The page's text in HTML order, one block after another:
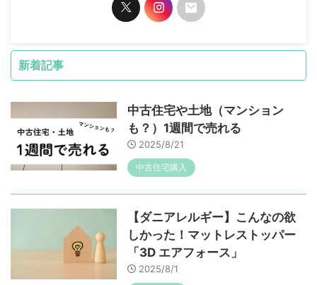
新着記事
中古住宅や土地（マンション
も？）1週間で売れる
2025/8/21
中古住宅購入
【ダニアレルギー】こんなの欲
しかった！マットレストッパー
「3D エアフォース」
2025/8/1